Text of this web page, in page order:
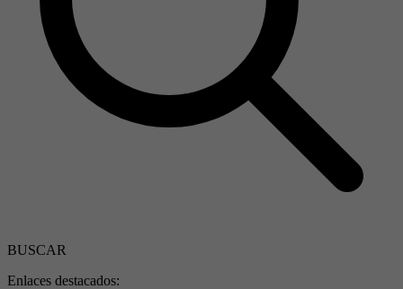
BUSCAR
Enlaces destacados: